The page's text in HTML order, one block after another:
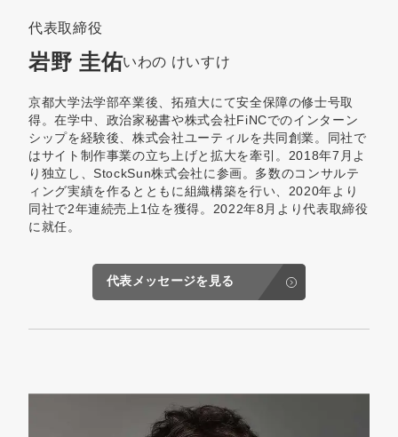
代表取締役
岩野 圭佑いわの けいすけ
京都大学法学部卒業後、拓殖大にて安全保障の修士号取
得。在学中、政治家秘書や株式会社FiNCでのインターン
シップを経験後、株式会社ユーティルを共同創業。同社で
はサイト制作事業の立ち上げと拡大を牽引。2018年7月よ
り独立し、StockSun株式会社に参画。多数のコンサルテ
ィング実績を作るとともに組織構築を行い、2020年より
同社で2年連続売上1位を獲得。2022年8月より代表取締役
に就任。
代表メッセージを見る